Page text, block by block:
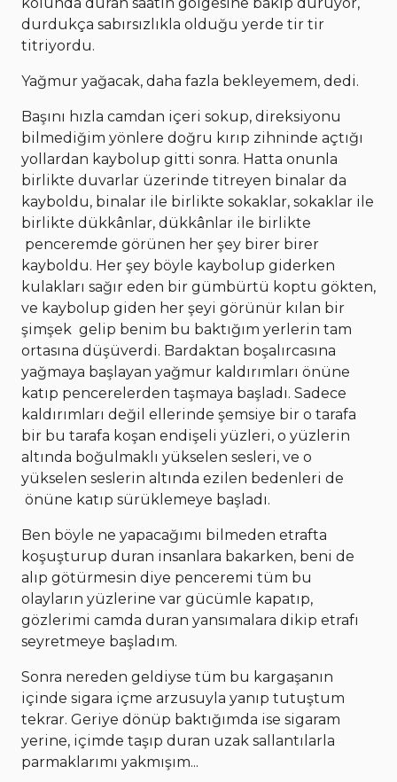
durdukça sabırsızlıkla olduğu yerde tir tir
titriyordu.
Yağmur yağacak, daha fazla bekleyemem, dedi.
Başını hızla camdan içeri sokup, direksiyonu
bilmediğim yönlere doğru kırıp zihninde açtığı
yollardan kaybolup gitti sonra. Hatta onunla
birlikte duvarlar üzerinde titreyen binalar da
kayboldu, binalar ile birlikte sokaklar, sokaklar ile
birlikte dükkânlar, dükkânlar ile birlikte
penceremde görünen her şey birer birer
kayboldu. Her şey böyle kaybolup giderken
kulakları sağır eden bir gümbürtü koptu gökten,
ve kaybolup giden her şeyi görünür kılan bir
şimşek gelip benim bu baktığım yerlerin tam
ortasına düşüverdi. Bardaktan boşalırcasına
yağmaya başlayan yağmur kaldırımları önüne
katıp pencerelerden taşmaya başladı. Sadece
kaldırımları değil ellerinde şemsiye bir o tarafa
bir bu tarafa koşan endişeli yüzleri, o yüzlerin
altında boğulmaklı yükselen sesleri, ve o
yükselen seslerin altında ezilen bedenleri de
önüne katıp sürüklemeye başladı.
Ben böyle ne yapacağımı bilmeden etrafta
koşuşturup duran insanlara bakarken, beni de
alıp götürmesin diye penceremi tüm bu
olayların yüzlerine var gücümle kapatıp,
gözlerimi camda duran yansımalara dikip etrafı
seyretmeye başladım.
Sonra nereden geldiyse tüm bu kargaşanın
içinde sigara içme arzusuyla yanıp tutuştum
tekrar. Geriye dönüp baktığımda ise sigaram
yerine, içimde taşıp duran uzak sallantılarla
parmaklarımı yakmışım...